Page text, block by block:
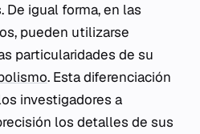
igual forma, en las
pueden utilizarse
particularidades de su
. Esta diferenciación
investigadores a
los detalles de sus